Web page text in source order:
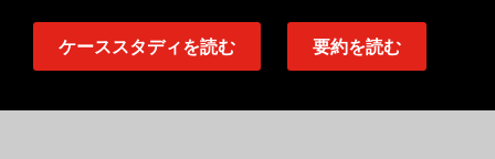
ケーススタディを読む 要約を読む